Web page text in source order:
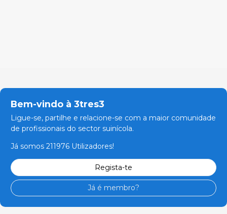
Bem-vindo à 3tres3
Ligue-se, partilhe e relacione-se com a maior comunidade
de profissionais do sector suinícola.
Já somos 211976 Utilizadores!
Regista-te
Já é membro?